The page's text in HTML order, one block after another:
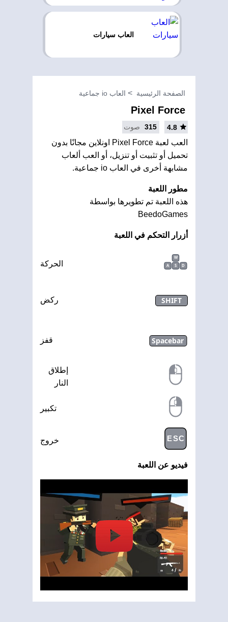
العاب سيارات
الصفحة الرئيسية العاب io جماعية
Pixel Force
4.8
315 صوت
العب لعبة Pixel Force اونلاين مجانًا بدون
تحميل أو تثبيت أو تنزيل، أو العب ألعاب
مشابهة أخرى في العاب io جماعية.
مطور اللعبة
هذه اللعبة تم تطويرها بواسطة
BeedoGames
أزرار التحكم في اللعبة
W
A
S D الحركة
SHIFT ركض
Spacebar قفز
إطلاق
النار
تكبير
ESC خروج
فيديو عن اللعبة